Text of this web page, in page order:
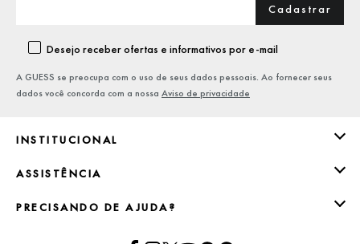
INSTITUCIONAL
ASSISTÊNCIA
PRECISANDO DE AJUDA?
Cadastrar
Desejo receber ofertas e informativos por e-mail
A GUESS se preocupa com o uso de seus dados pessoais. Ao fornecer seus
dados você concorda com a nossa Aviso de privacidade